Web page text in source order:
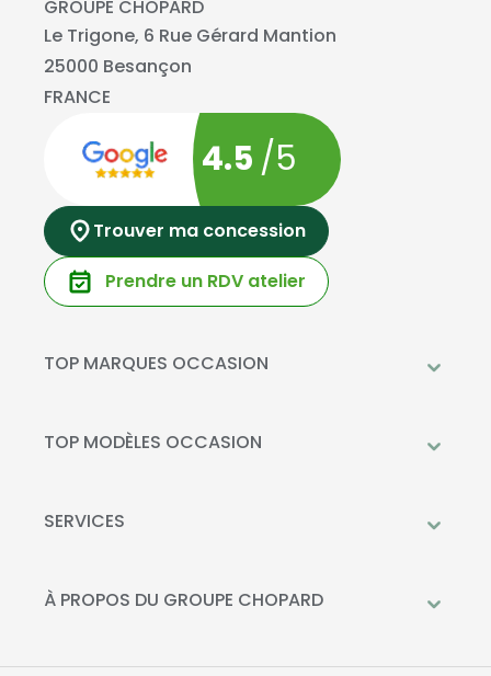
GROUPE CHOPARD
Le Trigone, 6 Rue Gérard Mantion
25000 Besançon
FRANCE
4.5 /5
Trouver ma concession
Prendre un RDV atelier
TOP MARQUES OCCASION
Mercedes-Benz
Kia
TOP MODÈLES OCCASION
Peugeot 208
SERVICES
Livraison à domicile
La Recharge Chopard
À PROPOS DU GROUPE CHOPARD
Nos concessions